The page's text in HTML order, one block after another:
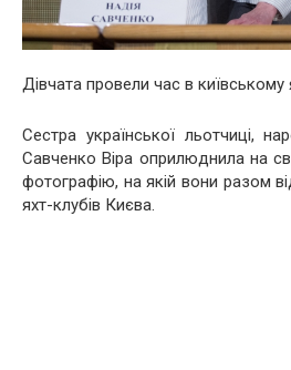
Дівчата провели час в київському
Сестра української льотчиці,
Савченко Віра оприлюднила на
фотографію, на якій вони разом
яхт-клубів Києва.